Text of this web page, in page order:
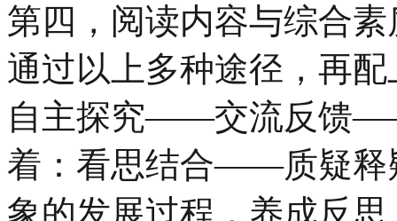
第四，阅读内容与综合
通过以上多种途径，再
自主探究——交流反馈
着：看思结合——质疑
象的发展过程，养成反